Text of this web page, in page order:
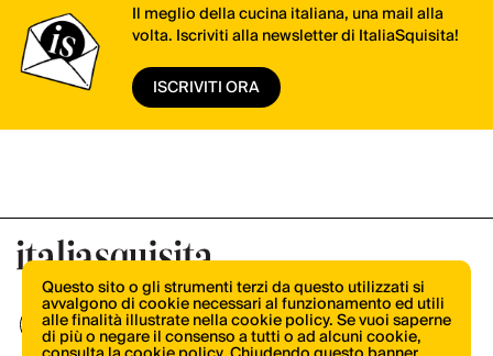
Il meglio della cucina italiana, una mail alla
volta. Iscriviti alla newsletter di ItaliaSquisita!
ISCRIVITI ORA
Questo sito o gli strumenti terzi da questo utilizzati si
avvalgono di cookie necessari al funzionamento ed utili
alle finalità illustrate nella cookie policy. Se vuoi saperne
di più o negare il consenso a tutti o ad alcuni cookie,